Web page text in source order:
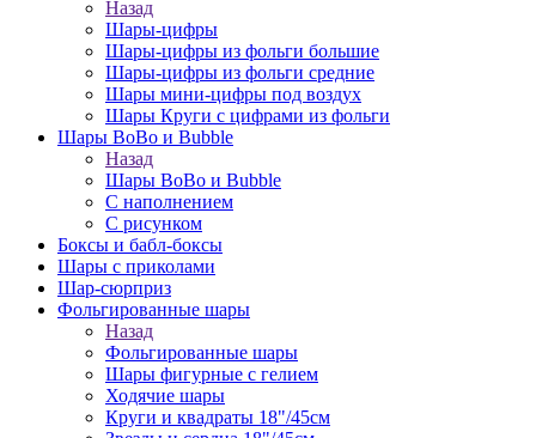
Назад
Шары-цифры
Шары-цифры из фольги большие
Шары-цифры из фольги средние
Шары мини-цифры под воздух
Шары Круги с цифрами из фольги
Шары BoBo и Bubble
Назад
Шары BoBo и Bubble
С наполнением
С рисунком
Боксы и бабл-боксы
Шары с приколами
Шар-сюрприз
Фольгированные шары
Назад
Фольгированные шары
Шары фигурные с гелием
Ходячие шары
Круги и квадраты 18"/45см